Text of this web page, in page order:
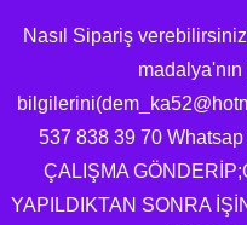
Nasıl Sipariş
537 838 39 70
ÇALIŞMA
YAPILDIKTAN SONRA